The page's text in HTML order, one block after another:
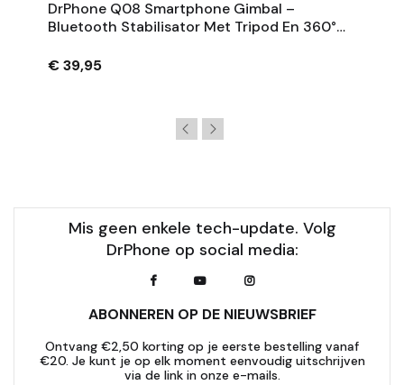
DrPhone Q08 Smartphone Gimbal –
Bluetooth Stabilisator Met Tripod En 360°
€ 39,95
Mis geen enkele tech-update. Volg
DrPhone op social media:
ABONNEREN OP DE NIEUWSBRIEF
Ontvang €2,50 korting op je eerste bestelling vanaf
€20. Je kunt je op elk moment eenvoudig uitschrijven
via de link in onze e-mails.